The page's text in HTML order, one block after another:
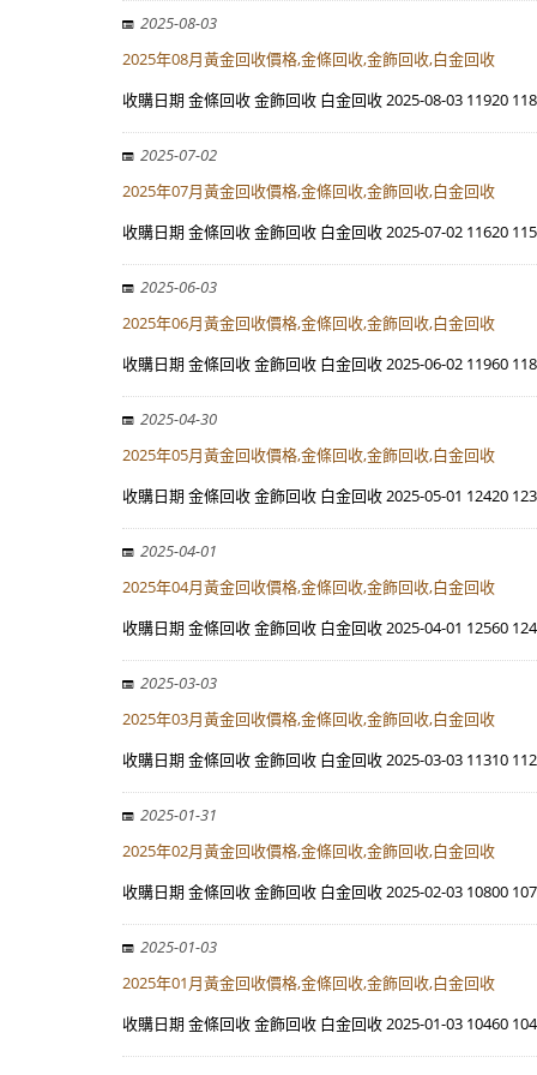
2025-08-03
2025年08月黃金回收價格,金條回收,金飾回收,白金回收
收購日期 金條回收 金飾回收 白金回收 2025-08-03 11920
2025-07-02
2025年07月黃金回收價格,金條回收,金飾回收,白金回收
收購日期 金條回收 金飾回收 白金回收 2025-07-02 11620
2025-06-03
2025年06月黃金回收價格,金條回收,金飾回收,白金回收
收購日期 金條回收 金飾回收 白金回收 2025-06-02 11960
2025-04-30
2025年05月黃金回收價格,金條回收,金飾回收,白金回收
收購日期 金條回收 金飾回收 白金回收 2025-05-01 12420
2025-04-01
2025年04月黃金回收價格,金條回收,金飾回收,白金回收
收購日期 金條回收 金飾回收 白金回收 2025-04-01 12560
2025-03-03
2025年03月黃金回收價格,金條回收,金飾回收,白金回收
收購日期 金條回收 金飾回收 白金回收 2025-03-03 11310
2025-01-31
2025年02月黃金回收價格,金條回收,金飾回收,白金回收
收購日期 金條回收 金飾回收 白金回收 2025-02-03 10800
2025-01-03
2025年01月黃金回收價格,金條回收,金飾回收,白金回收
收購日期 金條回收 金飾回收 白金回收 2025-01-03 10460